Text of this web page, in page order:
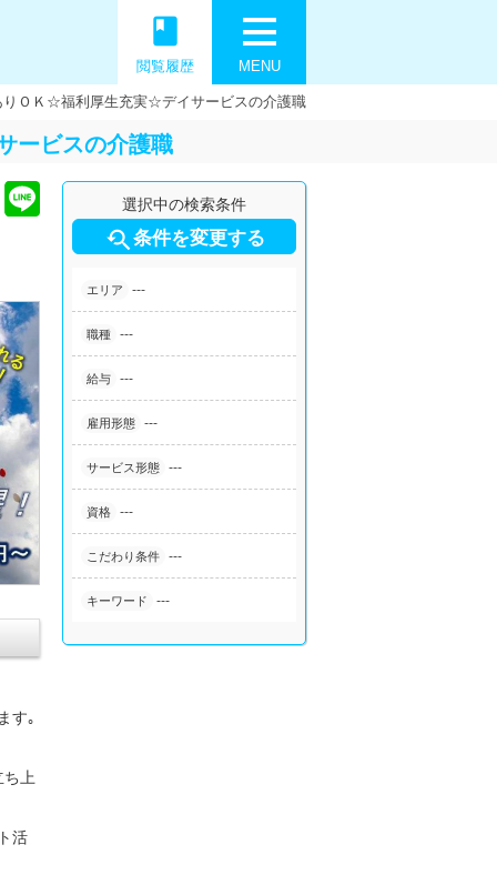
MENU
book
閲覧履歴
りＯＫ☆福利厚生充実☆デイサービスの介護職
ービスの介護職
選択中の検索条件
条件を変更する
エリア ---
職種 ---
給与 ---
雇用形態 ---
サービス形態 ---
資格 ---
こだわり条件 ---
キーワード ---
す｡
上
活